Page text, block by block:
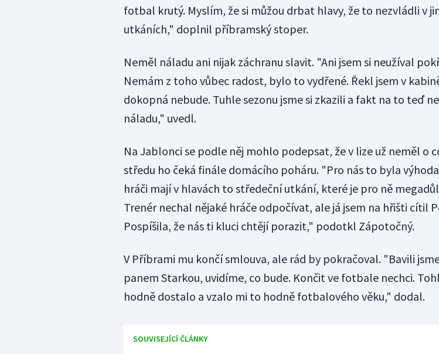
fotbal krutý. Myslím, že si můžou drbat hlavy, že to nezvládli v
utkáních," doplnil příbramský stoper.
Neměl náladu ani nijak záchranu slavit. "Ani jsem si neužíval
Nemám z toho vůbec radost, bylo to vydřené. Řekl jsem v
dokopná nebude. Tuhle sezonu jsme si zkazili a fakt na to teď
náladu," uvedl.
Na Jablonci se podle něj mohlo podepsat, že v lize už neměl o
středu ho čeká finále domácího poháru. "Pro nás to byla
hráči mají v hlavách to středeční utkání, které je pro ně
Trenér nechal nějaké hráče odpočívat, ale já jsem na hřišti cítil
Pospíšila, že nás ti kluci chtějí porazit," podotkl Zápotočný.
V Příbrami mu končí smlouva, ale rád by pokračoval. "Bavili
panem Starkou, uvidíme, co bude. Končit ve fotbale nechci.
hodně dostalo a vzalo mi to hodně fotbalového věku," dodal.
SOUVISEJÍCÍ ČLÁNKY